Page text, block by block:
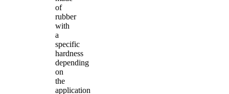
of
rubber
with
a
specific
hardness
depending
on
the
application